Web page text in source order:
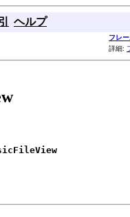
ヘルプ
フレ
詳細: